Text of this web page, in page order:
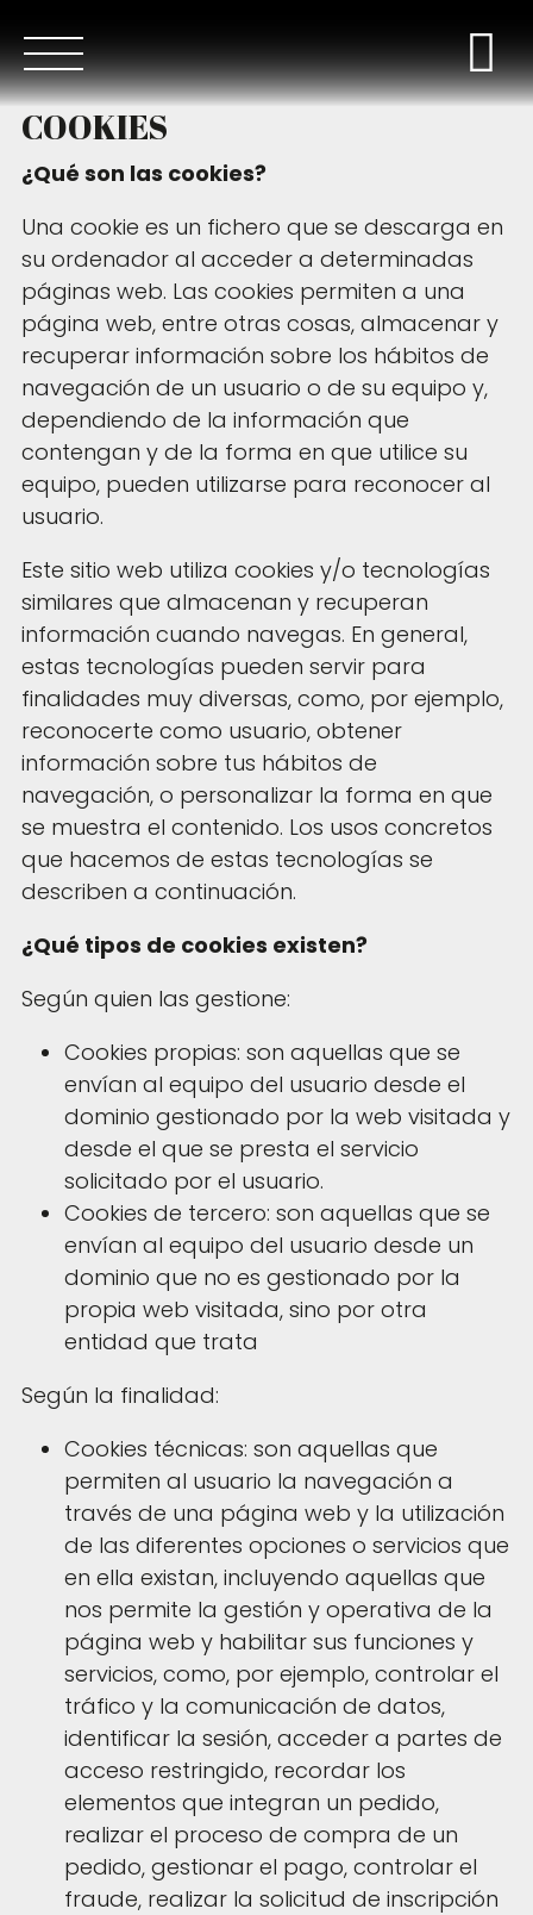
COOKIES
¿Qué son las cookies?
Una cookie es un fichero que se descarga en
su ordenador al acceder a determinadas
páginas web. Las cookies permiten a una
página web, entre otras cosas, almacenar y
recuperar información sobre los hábitos de
navegación de un usuario o de su equipo y,
dependiendo de la información que
contengan y de la forma en que utilice su
equipo, pueden utilizarse para reconocer al
usuario.
Este sitio web utiliza cookies y/o tecnologías
similares que almacenan y recuperan
información cuando navegas. En general,
estas tecnologías pueden servir para
finalidades muy diversas, como, por ejemplo,
reconocerte como usuario, obtener
información sobre tus hábitos de
navegación, o personalizar la forma en que
se muestra el contenido. Los usos concretos
que hacemos de estas tecnologías se
describen a continuación.
¿Qué tipos de cookies existen?
Según quien las gestione:
Cookies propias: son aquellas que se
envían al equipo del usuario desde el
dominio gestionado por la web visitada y
desde el que se presta el servicio
solicitado por el usuario.
Cookies de tercero: son aquellas que se
envían al equipo del usuario desde un
dominio que no es gestionado por la
propia web visitada, sino por otra
entidad que trata
Según la finalidad:
Cookies técnicas: son aquellas que
permiten al usuario la navegación a
través de una página web y la utilización
de las diferentes opciones o servicios que
en ella existan, incluyendo aquellas que
nos permite la gestión y operativa de la
página web y habilitar sus funciones y
servicios, como, por ejemplo, controlar el
tráfico y la comunicación de datos,
identificar la sesión, acceder a partes de
acceso restringido, recordar los
elementos que integran un pedido,
realizar el proceso de compra de un
pedido, gestionar el pago, controlar el
fraude, realizar la solicitud de inscripción